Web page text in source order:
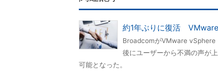
約1年ぶりに復活
BroadcomがVMware vSphere
後にユーザーから不満の声が
可能となった。